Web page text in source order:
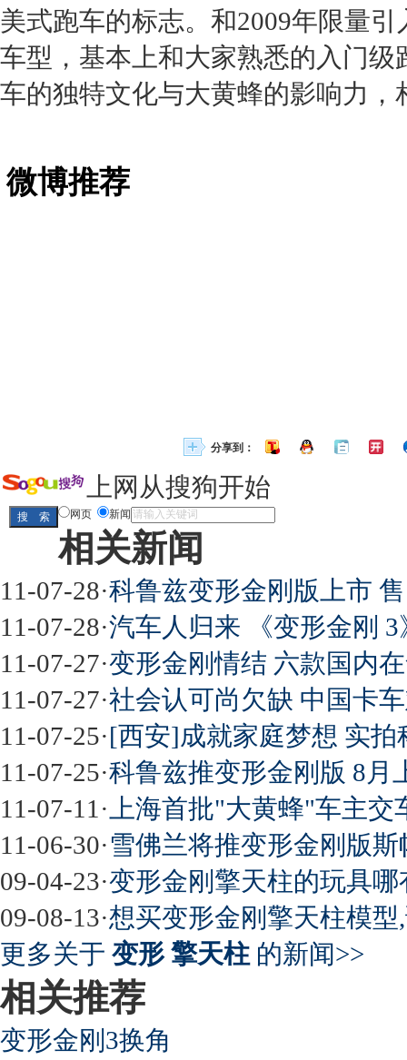
美式跑车的标志。和2009年限量引
车型，基本上和大家熟悉的入门级
车的独特文化与大黄蜂的影响力，
微博推荐
分享到：
上网从搜狗开始
网页 新闻
相关新闻
11-07-28·科鲁兹变形金刚版上市
11-07-28·汽车人归来 《变形金刚
11-07-27·变形金刚情结 六款国内
11-07-27·社会认可尚欠缺 中国卡
11-07-25·[西安]成就家庭梦想 实拍
11-07-25·科鲁兹推变形金刚版 8月
11-07-11 · 上海首批"大黄蜂"车主
11-06-30·雪佛兰将推变形金刚版
09-04-23·变形金刚擎天柱的玩具哪
09-08-13·想买变形金刚擎天柱模
更多关于 变形 擎天柱 的新闻>>
相关推荐
变形金刚3换角